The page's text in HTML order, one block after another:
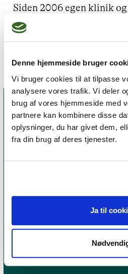
Denne hjemmeside bruger
Vi bruger cookies til at tilpasse
analysere vores trafik. Vi deler
brug af vores hjemmeside med
partnere kan kombinere disse
oplysninger, du har givet dem,
fra din brug af deres tjenester.
Ja til
Siden 2006 egen klinik
psykoterapeut på
flere
er et kvalitetsstempel. Alle
leve op til en række kriterier